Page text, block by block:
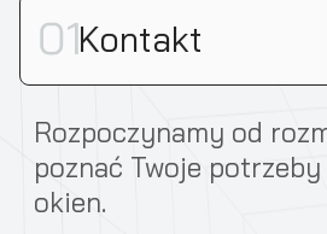
Kontakt
Rozpoczynamy od
poznać Twoje
okien.